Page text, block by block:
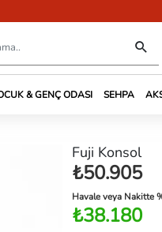
& GENÇ ODASI SEHPA
Fuji Konsol
₺50.905
Havale veya Nakitte
₺38.180